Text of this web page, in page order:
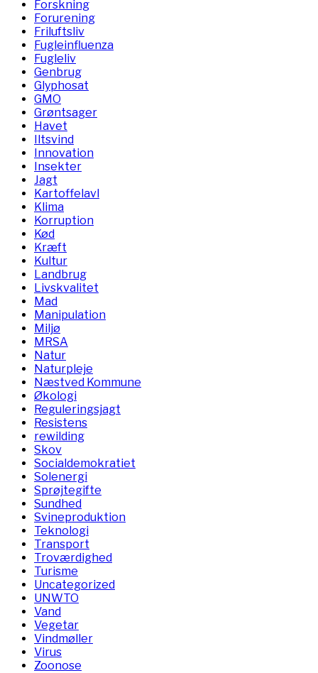
Forskning
Forurening
Friluftsliv
Fugleinfluenza
Fugleliv
Genbrug
Glyphosat
GMO
Grøntsager
Havet
Iltsvind
Innovation
Insekter
Jagt
Kartoffelavl
Klima
Korruption
Kød
Kræft
Kultur
Landbrug
Livskvalitet
Mad
Manipulation
Miljø
MRSA
Natur
Naturpleje
Næstved Kommune
Økologi
Reguleringsjagt
Resistens
rewilding
Skov
Socialdemokratiet
Solenergi
Sprøjtegifte
Sundhed
Svineproduktion
Teknologi
Transport
Troværdighed
Turisme
Uncategorized
UNWTO
Vand
Vegetar
Vindmøller
Virus
Zoonose